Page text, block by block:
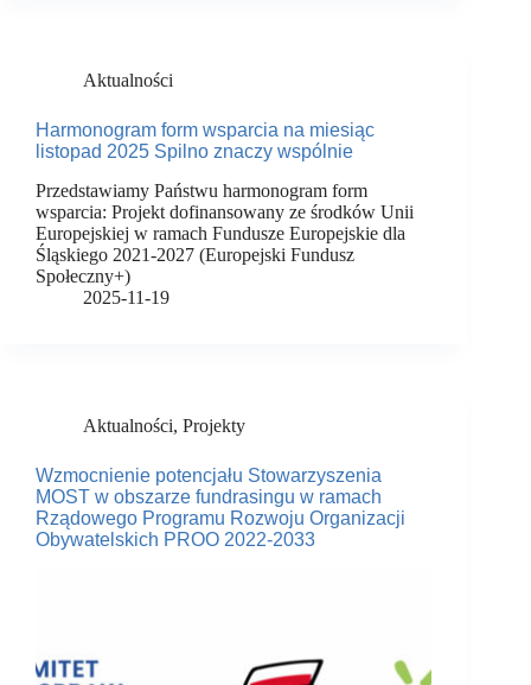
Aktualności
Harmonogram form wsparcia na miesiąc
listopad 2025 Spilno znaczy wspólnie
Przedstawiamy Państwu harmonogram form
wsparcia: Projekt dofinansowany ze środków Unii
Europejskiej w ramach Fundusze Europejskie dla
Śląskiego 2021-2027 (Europejski Fundusz
Społeczny+)
2025-11-19
Aktualności, Projekty
Wzmocnienie potencjału Stowarzyszenia
MOST w obszarze fundrasingu w ramach
Rządowego Programu Rozwoju Organizacji
Obywatelskich PROO 2022-2033